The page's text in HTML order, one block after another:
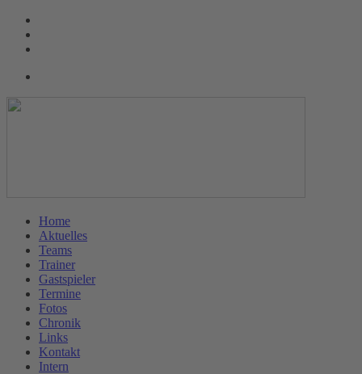
Home
Aktuelles
Teams
Trainer
Gastspieler
Termine
Fotos
Chronik
Links
Kontakt
Intern